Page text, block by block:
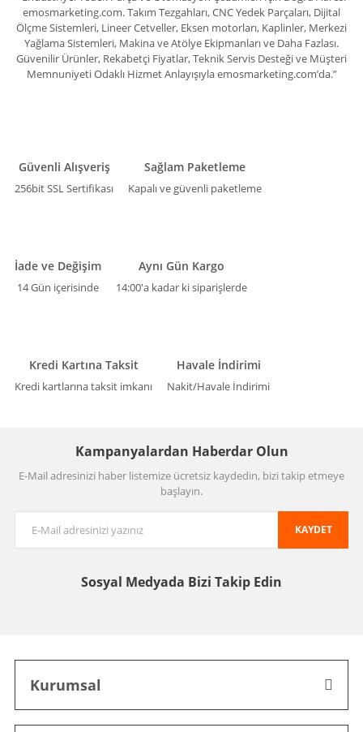
emosmarketing.com. Takım Tezgahları, CNC Yedek Parçaları, Dijital
Ölçme Sistemleri, Lineer Cetveller, Eksen motorları, Kaplinler, Merkezi
Yağlama Sistemleri, Makina ve Atölye Ekipmanları ve Daha Fazlası.
Güvenilir Ürünler, Rekabetçi Fiyatlar, Teknik Servis Desteği ve Müşteri
Memnuniyeti Odaklı Hizmet Anlayışıyla emosmarketing.com’da.”
Güvenli Alışveriş
256bit SSL Sertifikası
Sağlam Paketleme
Kapalı ve güvenli paketleme
İade ve Değişim
14 Gün içerisinde
Aynı Gün Kargo
14:00'a kadar ki siparişlerde
Kredi Kartına Taksit
Kredi kartlarına taksit imkanı
Havale İndirimi
Nakit/Havale İndirimi
Kampanyalardan Haberdar Olun
E-Mail adresinizi haber listemize ücretsiz kaydedin, bizi takip etmeye
başlayın.
KAYDET
Sosyal Medyada Bizi Takip Edin
Kurumsal